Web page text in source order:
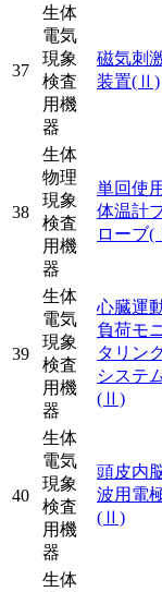
37
生体
電気
現象
検査
用機
器
磁気刺
装置(Ⅱ)
38
生体
物理
現象
検査
用機
器
単回使用
体温計
ローブ
39
生体
電気
現象
検査
用機
器
心臓運
負荷モ
タリン
システ
(Ⅱ)
40
生体
電気
現象
検査
用機
器
頭皮内
波用電
(Ⅱ)
生体